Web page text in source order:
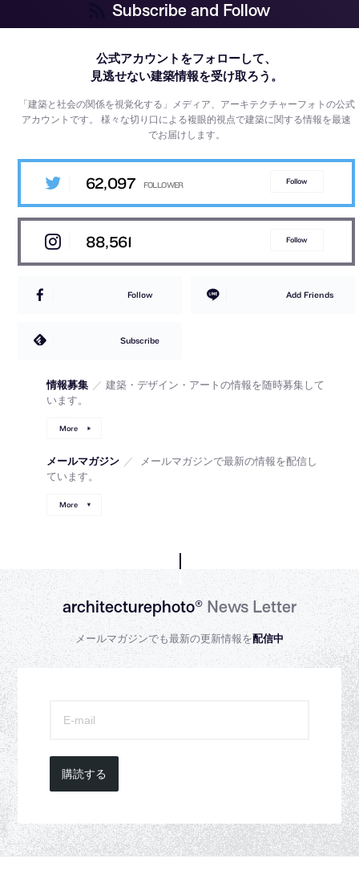
Subscribe and Follow
公式アカウントをフォローして、
見逃せない建築情報を受け取ろう。
「建築と社会の関係を視覚化する」メディア、アーキテクチャーフォトの公式
アカウントです。様々な切り口による複眼的視点で建築に関する情報を最速
でお届けします。
62,097 Follow
88,561 Follow
Follow Add Friends
Subscribe
情報募集 ／ 建築・デザイン・アートの情報を随時募集して
います。
More
メールマガジン ／
メールマガジンで最新の情報を配信し
ています。
More
architecturephoto®News Letter
メールマガジンでも最新の更新情報を配信中
購読する